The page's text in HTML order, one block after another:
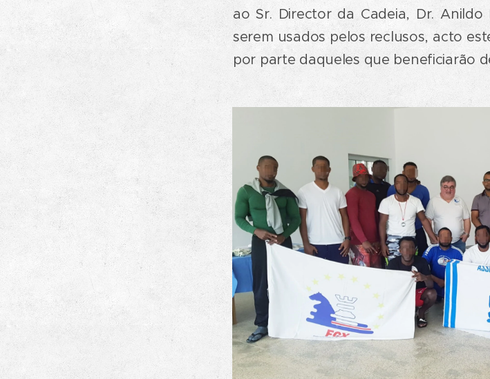
ao Sr. Director da Cadeia, Dr.
serem usados pelos reclusos, acto
por parte daqueles que beneficiarão